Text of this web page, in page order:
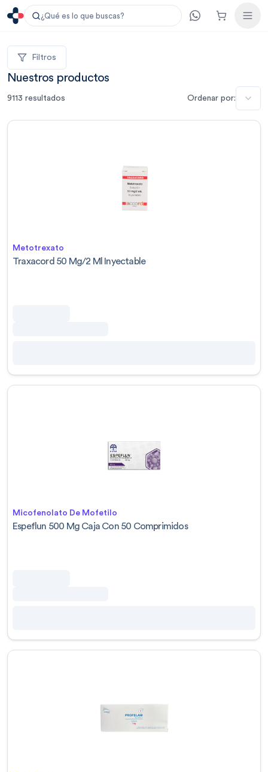
¿Qué es lo que buscas?
Filtros
Nuestros productos
9113 resultados Ordenar por:
Metotrexato
Traxacord 50 Mg/2 Ml Inyectable
Micofenolato De Mofetilo
Espeflun 500 Mg Caja Con 50 Comprimidos